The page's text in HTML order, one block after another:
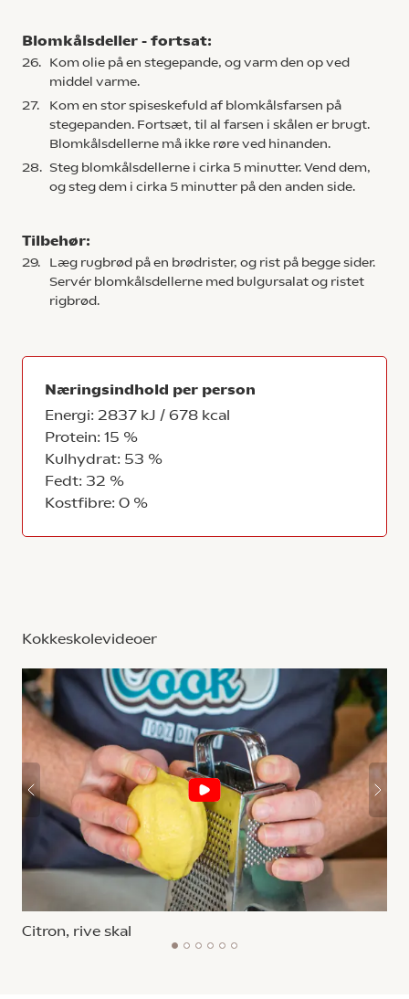
Blomkålsdeller - fortsat:
26.
Kom olie på en stegepande, og varm den op ved
middel varme.
27.
Kom en stor spiseskefuld af blomkålsfarsen på
stegepanden. Fortsæt, til al farsen i skålen er brugt.
Blomkålsdellerne må ikke røre ved hinanden.
28. Steg blomkålsdellerne i cirka 5 minutter. Vend dem,
og steg dem i cirka 5 minutter på den anden side.
Tilbehør:
29.
Læg rugbrød på en brødrister, og rist på begge sider.
Servér blomkålsdellerne med bulgursalat og ristet
rigbrød.
Næringsindhold per person
Energi: 2837 kJ / 678 kcal
Protein: 15 %
Kulhydrat: 53 %
Fedt: 32 %
Kostfibre: 0 %
Kokkeskolevideoer
Citron, rive skal
1 2 3 4 5 6